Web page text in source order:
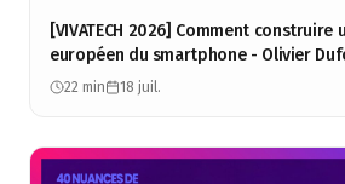
[VIVATECH 2026] Comment construire
européen du smartphone - Olivier
22 min 18 juil.